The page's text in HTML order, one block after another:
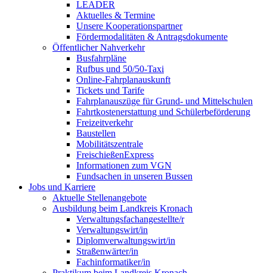
LEADER
Aktuelles & Termine
Unsere Kooperationspartner
Fördermodalitäten & Antragsdokumente
Öffentlicher Nahverkehr
Busfahrpläne
Rufbus und 50/50-Taxi
Online-Fahrplanauskunft
Tickets und Tarife
Fahrplanauszüge für Grund- und Mittelschulen
Fahrtkostenerstattung und Schülerbeförderung
Freizeitverkehr
Baustellen
Mobilitätszentrale
FreischießenExpress
Informationen zum VGN
Fundsachen in unseren Bussen
Jobs und Karriere
Aktuelle Stellenangebote
Ausbildung beim Landkreis Kronach
Verwaltungsfachangestellte/r
Verwaltungswirt/in
Diplomverwaltungswirt/in
Straßenwärter/in
Fachinformatiker/in